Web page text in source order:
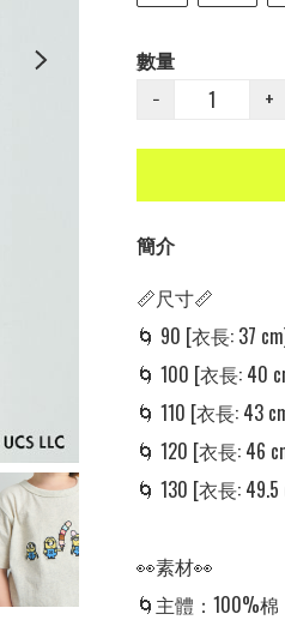
數量
−
+
簡介
📏尺寸📏
🌀 90 [衣長: 37
🌀 100 [衣長: 40
🌀 110 [衣長: 43
🌀 120 [衣長: 46
🌀 130 [衣長: 49.5
👀素材👀
🌀主體：100%棉